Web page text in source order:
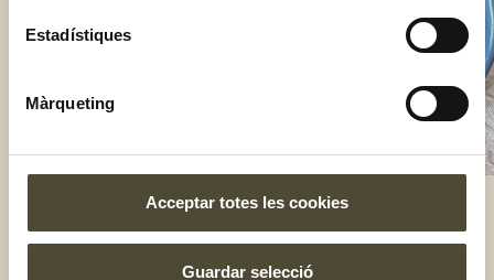
Estadístiques
Màrqueting
Acceptar totes les cookies
Guardar selecció